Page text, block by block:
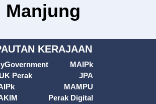
Manjung
KERAJAAN
Perak
MAIPk
JPA
MAMPU
Perak Digital